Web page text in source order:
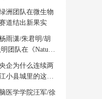
洲团队在微生物
道结出新果实
雨潇/朱君明/胡
团队在《Nature
Science》发文
脑机接口方法与
企为什么连续两
小县城里的这个
感谢信？
医学学院汪军/徐